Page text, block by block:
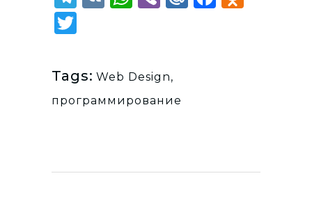
Tags: Web Design,
программирование